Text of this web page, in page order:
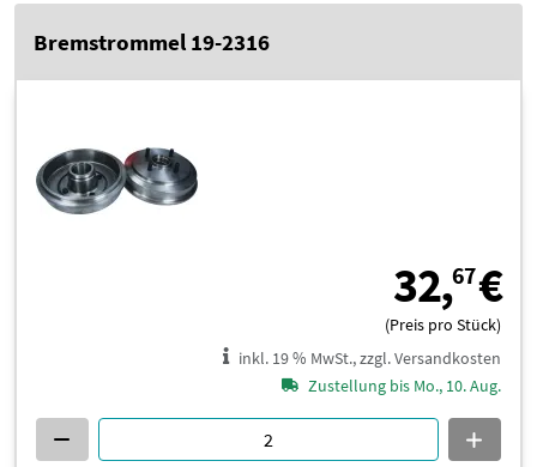
Bremstrommel 19-2316
32,67€
(Preis pro Stück)
inkl. 19 % MwSt., zzgl. Versandkosten
Zustellung bis Mo., 10. Aug.